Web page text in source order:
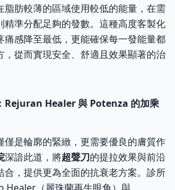
脂肪較薄的區域使用較低的能量，在需
精準分配足夠的發數。這種高度客製化
痛感降至最低，更能確保每一發能量都
，從而實現安全、舒適且效果顯著的治
Rejuran Healer 與 Potenza 的加乘
僅是輪廓的緊緻，更需要優良的膚質作
深諳此道，將超聲刀的提拉效果與前沿
合，提供更為全面的抗衰老方案。診所